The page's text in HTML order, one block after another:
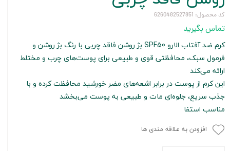
کد محصول: 6260482527851
تماس بگیرید
کرم ضد آفتاب الارو SPF50 بژ روشن فاقد چربی با رنگ بژ روشن و
فرمول سبک، محافظتی قوی و طبیعی برای پوست‌های چرب و مختلط
ارائه می‌کند
این کرم از پوست در برابر اشعه‌های مضر خورشید محافظت کرده و با
جذب سریع، جلوه‌ای مات و طبیعی به پوست می‌بخشد
مناسب استفا
افزودن به علاقه مندی ها